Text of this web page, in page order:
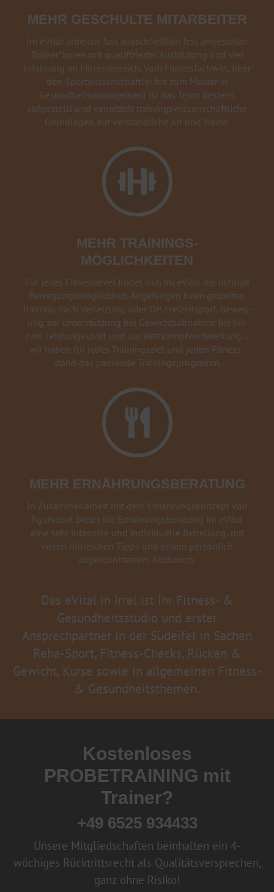
MEHR GESCHULTE MITARBEITER
Im eVital arbeiten fast ausschließlich fest angestellte
Trainer*innen mit qualifizierter Ausbildung und viel
Erfahrung im Fitnessbereich. Vom Fitnessfachwirt, über
den Sportwissenschaftler bis zum Master in
Gesundheitsmanagement ist das Team bestens
aufgestellt und vermittelt trainingswissenschaftliche
Grundlagen auf verständliche Art und Weise.

MEHR TRAININGS-
MÖGLICHKEITEN
Für jedes Fitnesslevel findet sich im eVital die richtige
Bewegungsmöglichkeit. Angefangen beim gezielten
Training nach Verletzung oder OP, Freizeitsport, Be­weg­
ung zur Unterstützung bei Gewichts­abnahme bis hin
zum Leistungs­sport und zur Wett­kampf­vor­be­reitung…
wir haben für jedes Trainings­ziel und jeden Fitness­
stand das passende Trainings­programm.

MEHR ERNÄHRUNGSBERATUNG
In Zusammenarbeit mit dem Ernährungskonzept von
figurscout bietet die Ernährungsberatung im eVital
eine sehr intensive und individuelle Betreuung, mit
vielen hilfreichen Tipps und einem persönlich
zugeschnittenem Kochbuch.
Das eVital in Irrel ist Ihr Fitness- &
Gesundheitsstudio und erster
Ansprechpartner in der Südeifel in Sachen
Reha-Sport, Fitness-Checks, Rücken &
Gewicht, Kurse sowie in allgemeinen Fitness-
& Gesundheitsthemen.
Kostenloses
PROBETRAINING mit
Trainer?
+49 6525 934433
Unsere Mitgliedschaften beinhalten ein 4-
wöchiges Rücktrittsrecht als Qualitätsversprechen,
ganz ohne Risiko!